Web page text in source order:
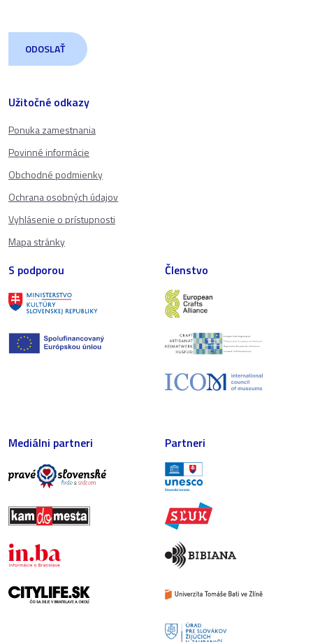
Užitočné odkazy
Ponuka zamestnania
Povinné informácie
Obchodné podmienky
Ochrana osobných údajov
Vyhlásenie o prístupnosti
Mapa stránky
S podporou Členstvo
Mediálni partneri Partneri